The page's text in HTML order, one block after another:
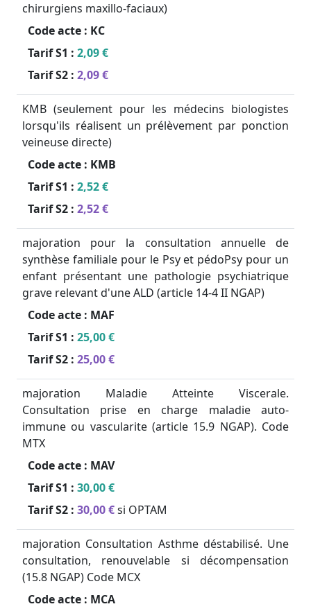
chirurgiens maxillo-faciaux)
Code acte : KC
Tarif S1 : 2,09 €
Tarif S2 : 2,09 €
KMB (seulement pour les médecins biologistes
lorsqu'ils réalisent un prélèvement par ponction
veineuse directe)
Code acte : KMB
Tarif S1 : 2,52 €
Tarif S2 : 2,52 €
majoration pour la consultation annuelle de
synthèse familiale pour le Psy et pédoPsy pour un
enfant présentant une pathologie psychiatrique
grave relevant d'une ALD (article 14-4 II NGAP)
Code acte : MAF
Tarif S1 : 25,00 €
Tarif S2 : 25,00 €
majoration Maladie Atteinte Viscerale.
Consultation prise en charge maladie auto-
immune ou vascularite (article 15.9 NGAP). Code
MTX
Code acte : MAV
Tarif S1 : 30,00 €
Tarif S2 : 30,00 €si OPTAM
majoration Consultation Asthme déstabilisé. Une
consultation, renouvelable si décompensation
(15.8 NGAP) Code MCX
Code acte : MCA